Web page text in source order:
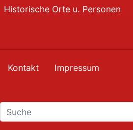
Historische Orte u. Personen
Kontakt Impressum